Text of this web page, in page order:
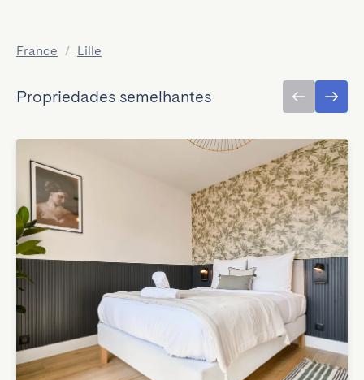
France / Lille
Propriedades semelhantes